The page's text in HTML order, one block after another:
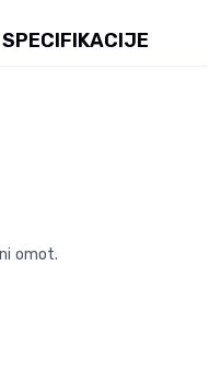
SPECIFIKACIJE
omot.